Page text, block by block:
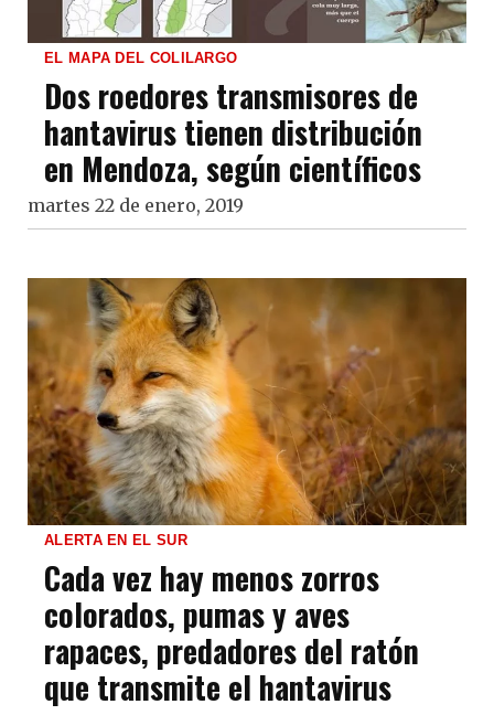
EL MAPA DEL COLILARGO
Dos roedores transmisores de
hantavirus tienen distribución
en Mendoza, según científicos
martes 22 de enero, 2019
ALERTA EN EL SUR
Cada vez hay menos zorros
colorados, pumas y aves
rapaces, predadores del ratón
que transmite el hantavirus